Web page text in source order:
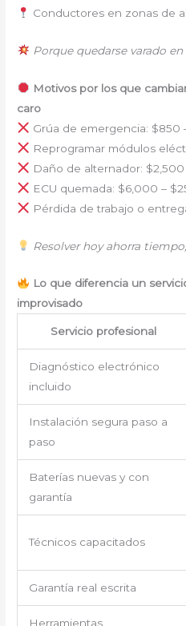
Conductores en zonas de
Porque quedarse varado
Motivos por los que
caro
Grúa de emergencia: $850
Reprogramar módulos
Daño de alternador:
ECU quemada: $6,000 –
Pérdida de trabajo o
Resolver hoy ahorra
Lo que diferencia un
improvisado
Servicio profesional
Diagnóstico electrónico
incluido
Instalación segura paso a
paso
Baterías nuevas y con
garantía
Técnicos capacitados
Garantía real escrita
Herramientas